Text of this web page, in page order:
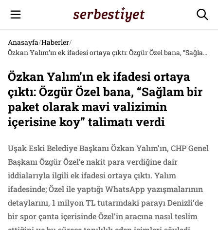
Anasayfa/Haberler/
Özkan Yalım’ın ek ifadesi ortaya çıktı: Özgür Özel bana, “Sağlam bir paket olarak mavi valizimin içerisine koy” talimatı verdi
Özkan Yalım’ın ek ifadesi ortaya
çıktı: Özgür Özel bana, “Sağlam bir
paket olarak mavi valizimin
içerisine koy” talimatı verdi
Uşak Eski Belediye Başkanı Özkan Yalım’ın, CHP Genel
Başkanı Özgür Özel’e nakit para verdiğine dair
iddialarıyla ilgili ek ifadesi ortaya çıktı. Yalım
ifadesinde; Özel ile yaptığı WhatsApp yazışmalarının
detaylarını, 1 milyon TL tutarındaki parayı Denizli’de
bir spor çanta içerisinde Özel’in aracına nasıl teslim